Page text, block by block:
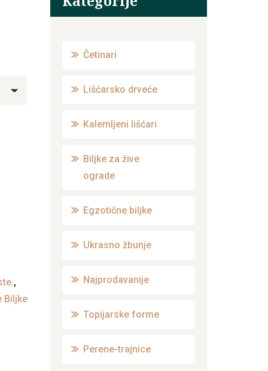
,
Biljke
Četinari
Lišćarsko drveće
Kalemljeni lišćari
Biljke za žive
ograde
Egzotične biljke
Ukrasno žbunje
Najprodavanije
Topijarske forme
Perene-trajnice